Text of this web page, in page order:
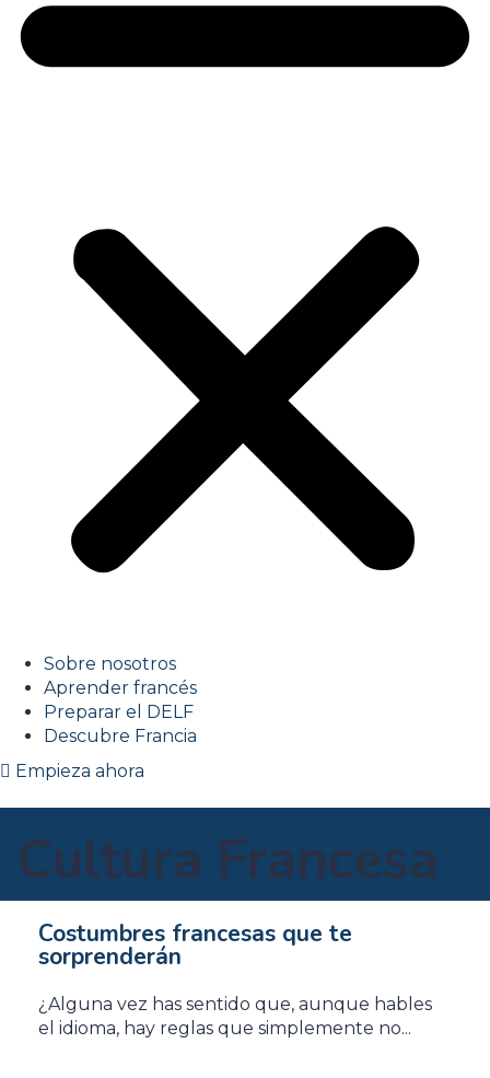
Sobre nosotros
Aprender francés
Preparar el DELF
Descubre Francia
Empieza ahora
Cultura Francesa
Costumbres francesas que te
sorprenderán
¿Alguna vez has sentido que, aunque hables
el idioma, hay reglas que simplemente no...